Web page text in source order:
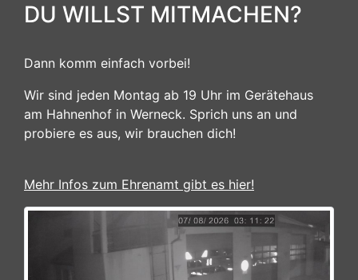
DU WILLST MITMACHEN?
Dann komm einfach vorbei!
Wir sind jeden Montag ab 19 Uhr im Gerätehaus
am Hahnenhof in Werneck. Sprich uns an und
probiere es aus, wir brauchen dich!
Mehr Infos zum Ehrenamt gibt es hier!